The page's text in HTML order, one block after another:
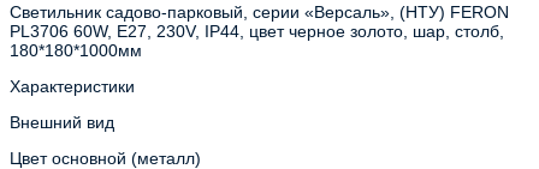
Светильник садово-парковый, серии «Версаль», (НТУ) FERON
PL3706 60W, E27, 230V, IP44, цвет черное золото, шар, столб,
180*180*1000мм
Характеристики
Внешний вид
Цвет основной (металл)